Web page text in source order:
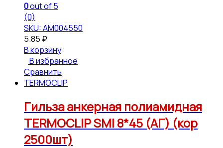
0out of 5
(0)
SKU: АМ004550
5.85 ₽
В корзину
В избранное
Сравнить
TERMOCLIP
Гильза анкерная полиамидная
TERMOCLIP SMI 8*45 (АГ) (кор
2500шт)